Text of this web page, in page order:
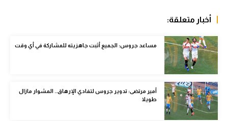
في المونديال
رياضة نسائية
آسيا
أمريكا
أخبار متعلقة:
مساعد جروس: الجميع أثبت جاهزيته للمشاركة في أي وقت
أمير مرتضى: تدوير جروس لتفادي الإرهاق.. المشوار مازال
طويلا